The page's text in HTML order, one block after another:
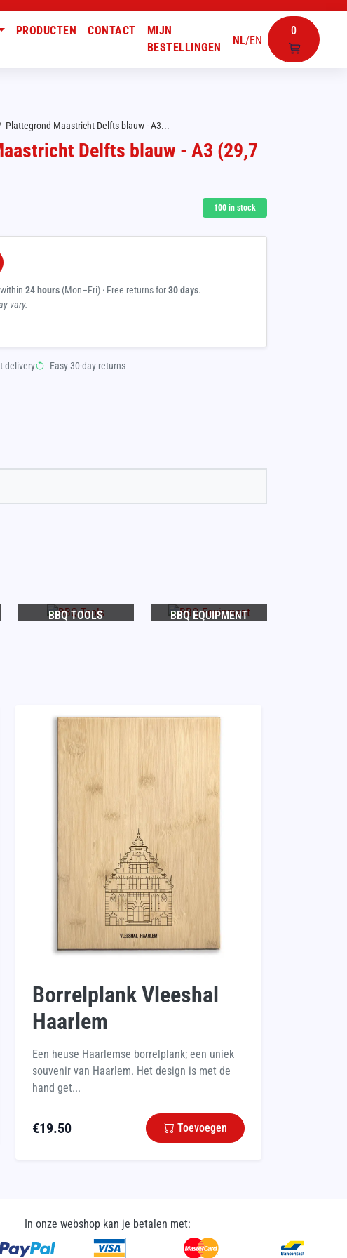
NL/EN
0
PRODUCTEN CONTACT
MIJN
BESTELLINGEN
Plattegrond Maastricht Delfts blauw - A3...
Delfts blauw - A3 (29,7
100 in stock
24 hours (Mon–Fri) · Free returns for30 days.
vary.
delivery Easy 30-day returns
BBQ TOOLS BBQ EQUIPMENT
Borrelplank Vleeshal
Haarlem
Een heuse Haarlemse borrelplank; een uniek
souvenir van Haarlem. Het design is met de
hand get...
€19.50 Toevoegen
In onze webshop kan je betalen met: